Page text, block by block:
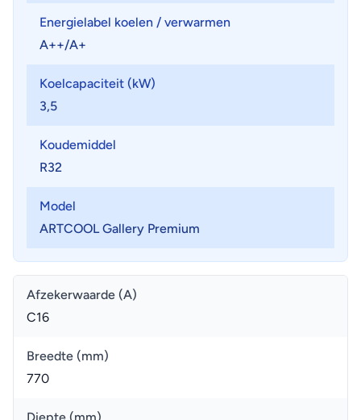
Energielabel koelen / verwarmen
A++/A+
Koelcapaciteit (kW)
3,5
Koudemiddel
R32
Model
ARTCOOL Gallery Premium
Afzekerwaarde (A)
C16
Breedte (mm)
770